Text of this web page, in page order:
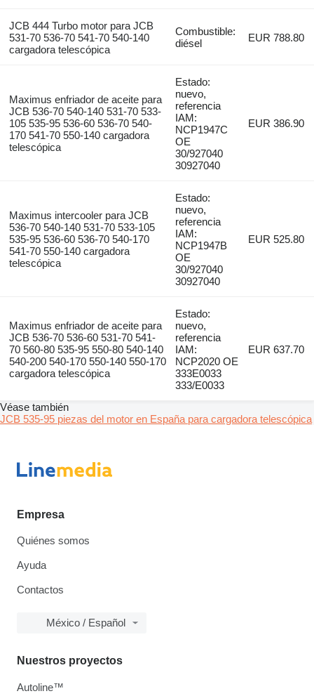
JCB 444 Turbo motor para JCB
531-70 536-70 541-70 540-140
cargadora telescópica
Combustible:
diésel
EUR 788.80
Maximus enfriador de aceite para
JCB 536-70 540-140 531-70 533-
105 535-95 536-60 536-70 540-
170 541-70 550-140 cargadora
telescópica
Estado:
nuevo,
referencia
IAM:
NCP1947C
OE
30/927040
30927040
EUR 386.90
Maximus intercooler para JCB
536-70 540-140 531-70 533-105
535-95 536-60 536-70 540-170
541-70 550-140 cargadora
telescópica
Estado:
nuevo,
referencia
IAM:
NCP1947B
OE
30/927040
30927040
EUR 525.80
Maximus enfriador de aceite para
JCB 536-70 536-60 531-70 541-
70 560-80 535-95 550-80 540-140
540-200 540-170 550-140 550-170
cargadora telescópica
Estado:
nuevo,
referencia
IAM:
NCP2020 OE
333E0033
333/E0033
EUR 637.70
Véase también
JCB 535-95 piezas del motor en España para cargadora telescópica
Empresa
Quiénes somos
Ayuda
Contactos
México / Español
Nuestros proyectos
Autoline™